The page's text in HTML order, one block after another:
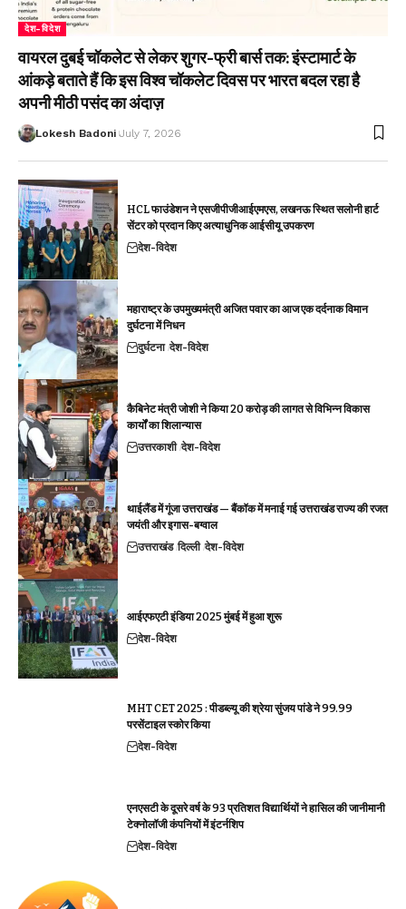
देश-विदेश
वायरल दुबई चॉकलेट से लेकर शुगर-फ्री बार्स तक: इंस्टामार्ट के
आंकड़े बताते हैं कि इस विश्व चॉकलेट दिवस पर भारत बदल रहा है
अपनी मीठी पसंद का अंदाज़
Lokesh Badoni July 7, 2026
HCL फाउंडेशन ने एसजीपीजीआईएमएस, लखनऊ स्थित सलोनी हार्ट
सेंटर को प्रदान किए अत्याधुनिक आईसीयू उपकरण
देश-विदेश
महाराष्ट्र के उपमुख्यमंत्री अजित पवार का आज एक दर्दनाक विमान
दुर्घटना में निधन
दुर्घटना देश-विदेश
कैबिनेट मंत्री जोशी ने किया 20 करोड़ की लागत से विभिन्न विकास
कार्यों का शिलान्यास
उत्तरकाशी देश-विदेश
थाईलैंड में गूंजा उत्तराखंड — बैंकॉक में मनाई गई उत्तराखंड राज्य की रजत
जयंती और इगास-बग्वाल
उत्तराखंड दिल्ली देश-विदेश
आईएफएटी इंडिया 2025 मुंबई में हुआ शुरू
देश-विदेश
MHT CET 2025 : पीडब्ल्यू की श्रेया सुंजय पांडे ने 99.99
परसेंटाइल स्कोर किया
देश-विदेश
एनएसटी के दूसरे वर्ष के 93 प्रतिशत विद्यार्थियों ने हासिल की जानीमानी
टेक्नोलॉजी कंपनियों में इंटर्नशिप
देश-विदेश